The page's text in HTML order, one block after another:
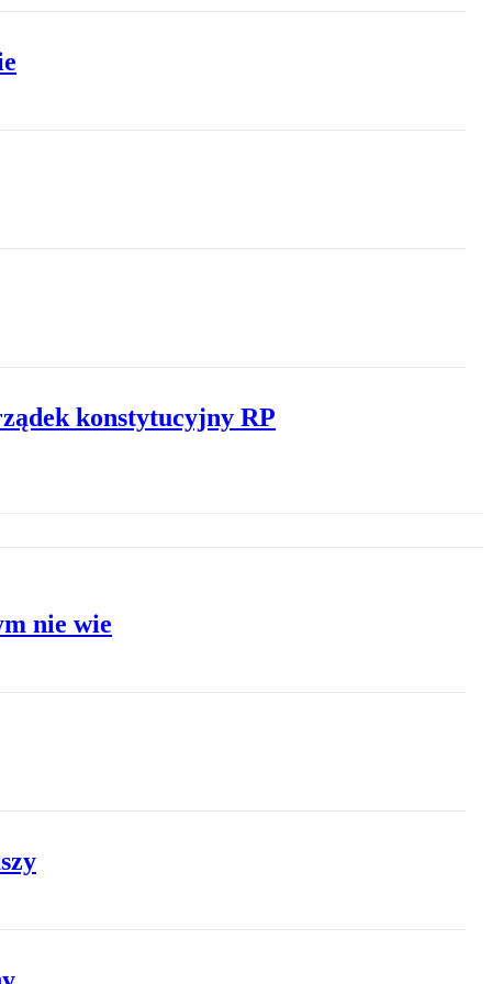
konstytucyjny RP
nie wie